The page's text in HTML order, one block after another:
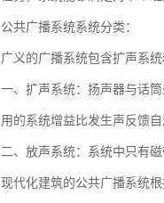
公共广播系统系统分类：
广义的广播系统包含扩声系统
一、扩声系统：扬声器与话
用的系统增益比发生声反馈自
二、放声系统：系统中只有
现代化建筑的公共广播系统